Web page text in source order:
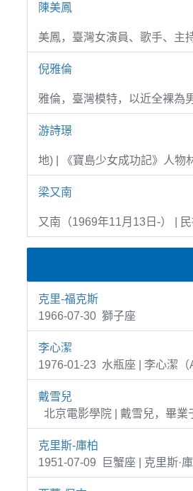
陳美鳳
美鳳，臺灣女演員、歌手、主
倪雅倫
雅倫，臺灣模特，以近全裸為
游詩璟
地) | 《寶島少女成功記》人物
梁又南
又南（1969年11月13日-） |
克里-福克斯
1966-07-30 獅子座
李心潔
1976-01-23 水瓶座 | 李心潔
戴雪兒
北京電影學院 | 戴雪兒，畢業
克里斯-庫柏
1951-07-09 巨蟹座 | 克里斯·